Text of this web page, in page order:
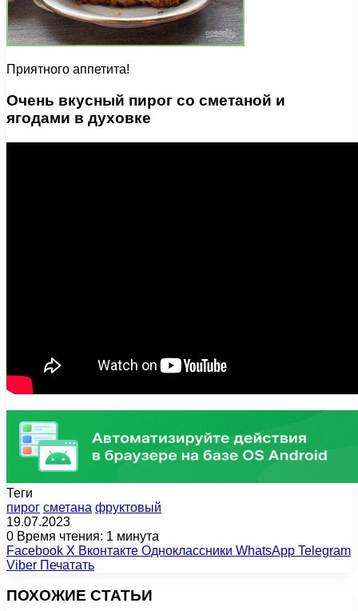
Приятного аппетита!
Очень вкусный пирог со сметаной и
ягодами в духовке
Теги
пирог сметана фруктовый
19.07.2023
0 Время чтения: 1 минута
Facebook X Вконтакте Одноклассники WhatsApp Telegram
Viber Печатать
ПОХОЖИЕ СТАТЬИ